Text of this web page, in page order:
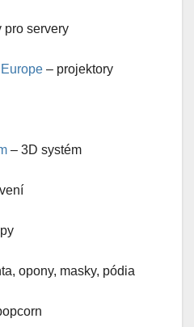
pro servery
– projektory
– 3D systém
opony, masky, pódia